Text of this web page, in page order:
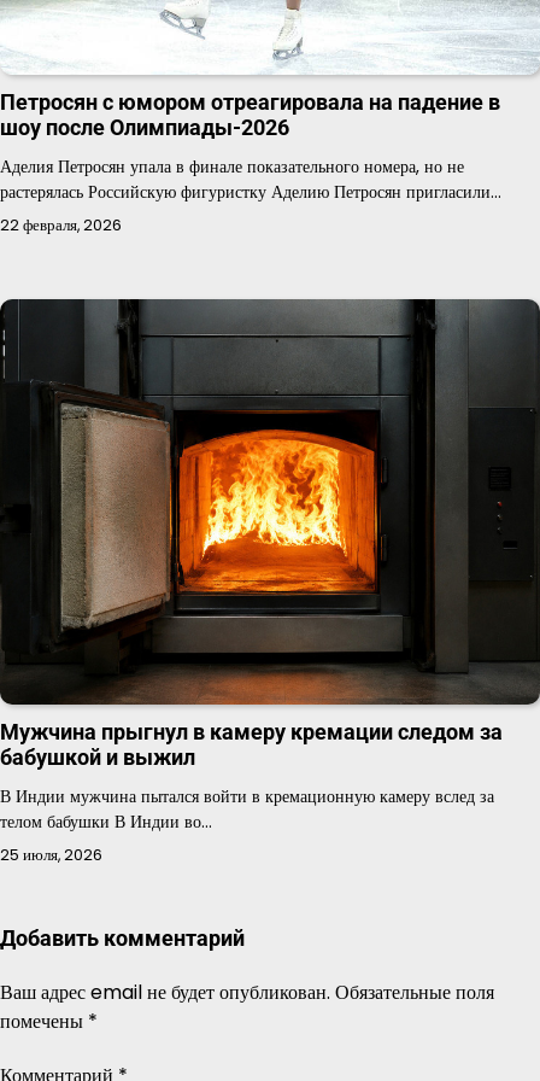
Петросян с юмором отреагировала на падение в
шоу после Олимпиады-2026
Аделия Петросян упала в финале показательного номера, но не
растерялась Российскую фигуристку Аделию Петросян пригласили…
22 февраля, 2026
Мужчина прыгнул в камеру кремации следом за
бабушкой и выжил
В Индии мужчина пытался войти в кремационную камеру вслед за
телом бабушки В Индии во…
25 июля, 2026
Добавить комментарий
Ваш адрес email не будет опубликован. Обязательные поля
помечены *
Комментарий *